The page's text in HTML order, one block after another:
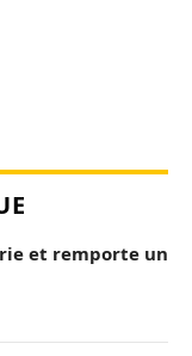
et remporte un